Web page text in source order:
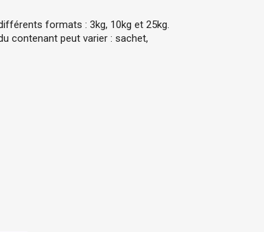
formats : 3kg, 10kg et 25kg.
contenant peut varier : sachet,